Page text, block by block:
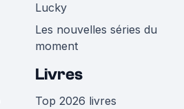
Lucky
Les nouvelles séries du
moment
Livres
Top 2026 livres